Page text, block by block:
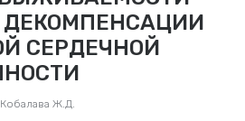
ДЕКОМПЕНСАЦИИ
СЕРДЕЧНОЙ
Кобалава Ж.Д.